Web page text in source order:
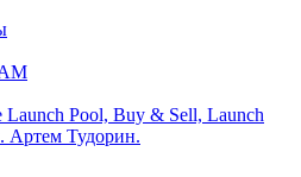
Pool, Buy & Sell, Launch
Артем Тудорин.